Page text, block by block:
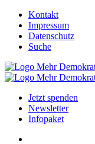
Kontakt
Impressum
Datenschutz
Suche
Jetzt spenden
Newsletter
Infopaket